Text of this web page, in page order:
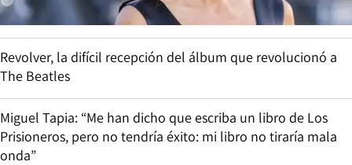
Revolver, la difícil recepción del álbum que revolucionó a
The Beatles
Miguel Tapia: “Me han dicho que escriba un libro de Los
Prisioneros, pero no tendría éxito: mi libro no tiraría mala
onda”